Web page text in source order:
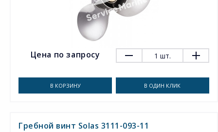
Цена по запросу 1 шт.
В КОРЗИНУ В ОДИН КЛИК
Гребной винт Solas 3111-093-11